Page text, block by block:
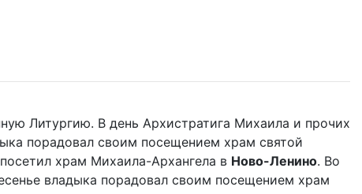
Литургию. В день Архистратига Михаила и прочих
порадовал своим посещением храм святой
посетил храм Михаила-Архангела в Ново-Ленино. Во
владыка порадовал своим посещением храм